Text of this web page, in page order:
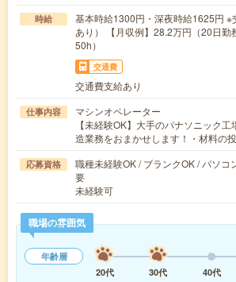
時給
基本時給1300円・深夜時給1625円 ※
あり） 【月収例】28.2万円（20日勤
50h）
交通費
交通費支給あり
仕事内容
マシンオペレーター
【未経験OK】大手のパナソニック
造業務をおまかせします！・材料の
応募資格
職種未経験OK / ブランクOK / パソコ
要
未経験可
職場の雰囲気
年齢層
20代
30代 40代